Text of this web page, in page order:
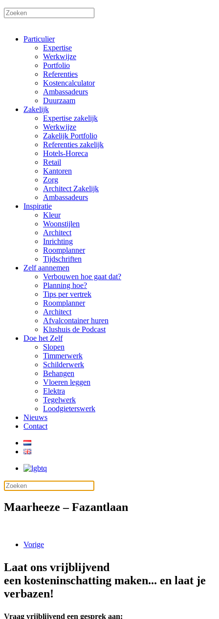
Particulier
Expertise
Werkwijze
Portfolio
Referenties
Kostencalculator
Ambassadeurs
Duurzaam
Zakelijk
Expertise zakelijk
Werkwijze
Zakelijk Portfolio
Referenties zakelijk
Hotels-Horeca
Retail
Kantoren
Zorg
Architect Zakelijk
Ambassadeurs
Inspiratie
Kleur
Woonstijlen
Architect
Inrichting
Roomplanner
Tijdschriften
Zelf aannemen
Verbouwen hoe gaat dat?
Planning hoe?
Tips per vertrek
Roomplanner
Architect
Afvalcontainer huren
Klushuis de Podcast
Doe het Zelf
Slopen
Timmerwerk
Schilderwerk
Behangen
Vloeren leggen
Elektra
Tegelwerk
Loodgieterswerk
Nieuws
Contact
Maarheeze – Fazantlaan
Vorige
Laat ons vrijblijvend
een kosteninschatting maken... en laat je
verbazen!
Vraag vrijblijvend een gesprek aan: